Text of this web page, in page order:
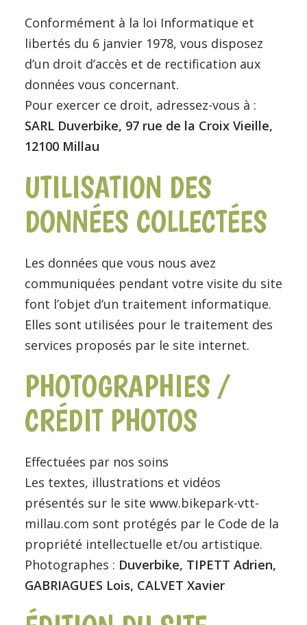
Conformément à la loi Informatique et
libertés du 6 janvier 1978, vous disposez
d’un droit d’accès et de rectification aux
données vous concernant.
Pour exercer ce droit, adressez-vous à :
SARL Duverbike, 97 rue de la Croix Vieille,
12100 Millau
UTILISATION DES
DONNÉES COLLECTÉES
Les données que vous nous avez
communiquées pendant votre visite du site
font l’objet d’un traitement informatique.
Elles sont utilisées pour le traitement des
services proposés par le site internet.
PHOTOGRAPHIES /
CRÉDIT PHOTOS
Effectuées par nos soins
Les textes, illustrations et vidéos
présentés sur le site www.bikepark-vtt-
millau.com sont protégés par le Code de la
propriété intellectuelle et/ou artistique.
Photographes : Duverbike, TIPETT Adrien,
GABRIAGUES Lois, CALVET Xavier